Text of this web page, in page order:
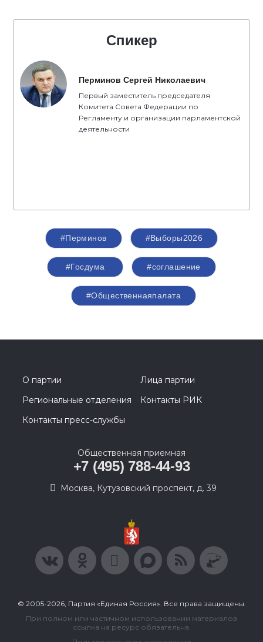
Спикер
Перминов Сергей Николаевич
Первый заместитель председателя
Комитета Совета Федерации по
Регламенту и организации парламентской
деятельности
#Перминов #Выборы2026
#Госдума #соглашение
#Общественнаяпалата
О партии
Лица партии
Региональные отделения
Контакты РИК
Контакты пресс-службы
Общественная приемная
+7 (495) 788-44-93
Москва, Кутузовский проспект, д. 39
© 2005-2026, Партия «Единая Россия». Все права защищены.
При полном или частичном использовании материалов
ссылка на ресурс обязательна.